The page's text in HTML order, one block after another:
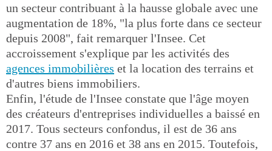
un secteur contribuant à la hausse globale avec une
augmentation de 18%, "la plus forte dans ce secteur
depuis 2008", fait remarquer l'Insee. Cet
accroissement s'explique par les activités des
agences immobilières et la location des terrains et
d'autres biens immobiliers.
Enfin, l'étude de l'Insee constate que l'âge moyen
des créateurs d'entreprises individuelles a baissé en
2017. Tous secteurs confondus, il est de 36 ans
contre 37 ans en 2016 et 38 ans en 2015. Toutefois,